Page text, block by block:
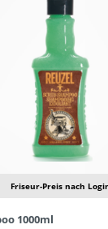
Friseur-Preis nach
1000ml